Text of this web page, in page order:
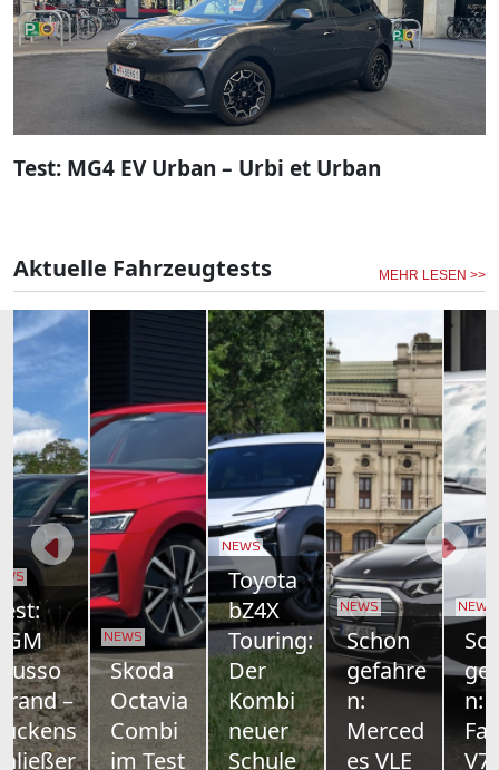
Test: MG4 EV Urban – Urbi et Urban
Aktuelle Fahrzeugtests MEHR LESEN >>
NEWS
Skoda
Octavia
Combi
im Test
NEWS
Toyota
bZ4X
Touring:
Der
Kombi
neuer
Schule
NEWS
Schon
gefahre
n:
Merced
es VLE
NEWS
Schon
gefahre
n:
Farizon
V7E